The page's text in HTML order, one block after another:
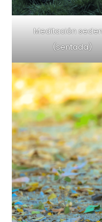
Meditación
(sentada)